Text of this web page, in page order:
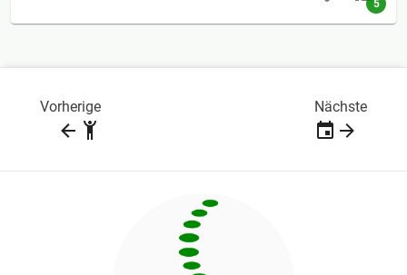
5
Vorherige Nächste